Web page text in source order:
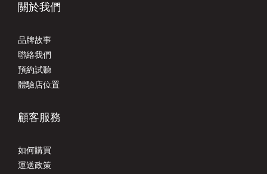
關於我們
品牌故事
聯絡我們
預約試聽
體驗店位置
顧客服務
如何購買
運送政策